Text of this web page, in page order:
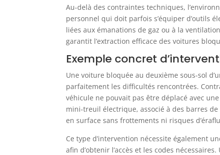
Au-delà des contraintes techniques,
personnel qui doit parfois s’équiper d’outils
liées aux émanations de gaz ou à la
garantit l’extraction efficace des voitures
Exemple concret
Une voiture bloquée au deuxième sous-sol
parfaitement les difficultés rencontrées.
véhicule ne pouvait pas être déplacé avec
mini-treuil électrique, associé à des barres
en surface sans frottements ni risques
Ce type d’intervention nécessite également
afin d’obtenir l’accès et les codes